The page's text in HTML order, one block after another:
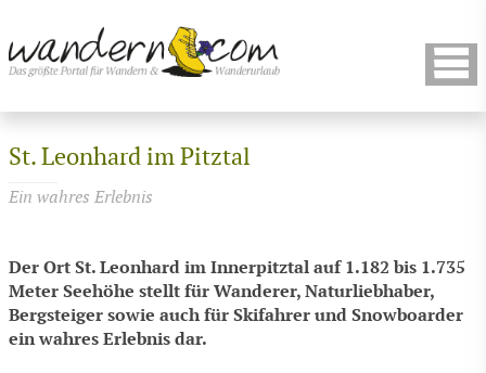
St. Leonhard im Pitztal
Ein wahres Erlebnis
Der Ort St. Leonhard im Innerpitztal auf 1.182 bis 1.735
Meter Seehöhe stellt für Wanderer, Naturliebhaber,
Bergsteiger sowie auch für Skifahrer und Snowboarder
ein wahres Erlebnis dar.